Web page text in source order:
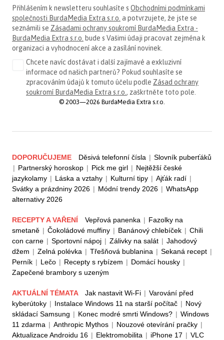
Přihlášením k newsletteru souhlasíte s Obchodními podmínkami
společnosti BurdaMedia Extra s.r.o. a potvrzujete, že jste se
seznámili se Zásadami ochrany soukromí BurdaMedia Extra -
BurdaMedia Extra s.r.o. bude s Vašimi údaji pracovat zejména k
organizaci a vyhodnocení akce a zasílání novinek.
Chcete navíc dostávat i další zajímavé a exkluzivní
informace od našich partnerů? Pokud souhlasíte se
zpracováním údajů k tomuto účelu podle Zásad ochrany
soukromí BurdaMedia Extra s.r.o., zaškrtněte toto pole.
© 2003—2026 BurdaMedia Extra s.r.o.
DOPORUČUJEME Děsivá telefonní čísla | Slovník puberťáků
| Partnerský horoskop | Pick me girl | Nejtěžší české
jazykolamy | Láska a vztahy | Kulturní tipy | Ajťák radí |
Svátky a prázdniny 2026 | Módní trendy 2026 | WhatsApp
alternativy 2026
RECEPTY A VAŘENÍ Vepřová panenka | Fazolky na
smetaně | Čokoládové muffiny | Banánový chlebíček | Chili
con carne | Sportovní nápoj | Zálivky na salát | Jahodový
džem | Zelná polévka | Třešňová bublanina | Sekaná recept |
Perník | Lečo | Recepty s rybízem | Domácí housky |
Zapečené brambory s uzeným
AKTUÁLNÍ TÉMATA Jak nastavit Wi-Fi | Varování před
kyberútoky | Instalace Windows 11 na starší počítač | Nový
skládací Samsung | Konec modré smrti Windows? | Windows
11 zdarma | Anthropic Mythos | Nouzové otevírání pračky |
Aktualizace Androidu 16 | Elektromobilita | iPhone 17 | VLC